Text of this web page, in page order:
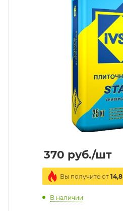
370 руб./шт
Вы получите от 14,8
В наличии